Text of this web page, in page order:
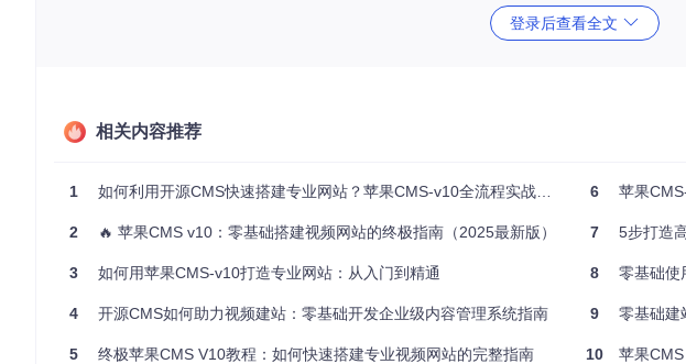
业务场景解决方案：从内容管理到用户运营
系统内置多格式播放器支持（FLV、MP4、HLS），通过"资源库-分类-标签"三级管理体系，
各类设备上呈现最佳效果。
数据对比：传统建站vs苹果CMS效率对比
登录后查看全文
相关内容推荐
1 如何利用开源CMS快速搭建专业网站？苹果CMS-v10全流程实战指南
2 🔥 苹果CMS v10：零基础搭建视频网站的终极指南（2025最新版）
3 如何用苹果CMS-v10打造专业网站：从入门到精通
4 开源CMS如何助力视频建站：零基础开发企业级内容管理系统指南
5 终极苹果CMS V10教程：如何快速搭建专业视频网站的完整指南
6 苹果
7 5步打造
8 零基础使
9 零基础建
10 苹果